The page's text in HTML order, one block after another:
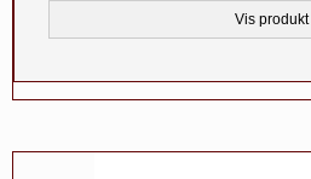
Vis produkt